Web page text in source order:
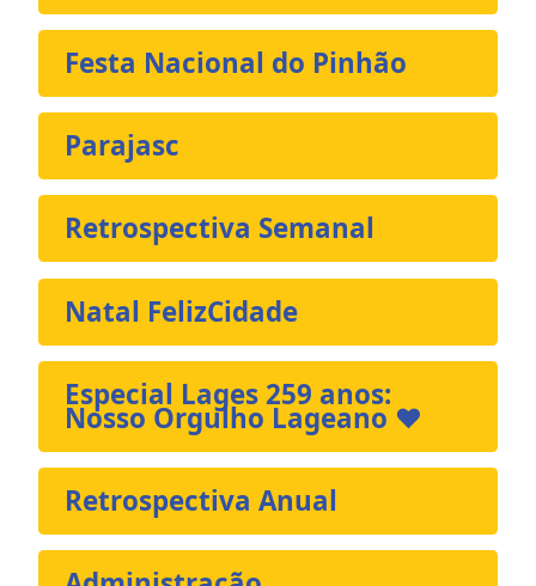
Festa Nacional do Pinhão
Parajasc
Retrospectiva Semanal
Natal FelizCidade
Especial Lages 259 anos:
Nosso Orgulho Lageano ❤️
Retrospectiva Anual